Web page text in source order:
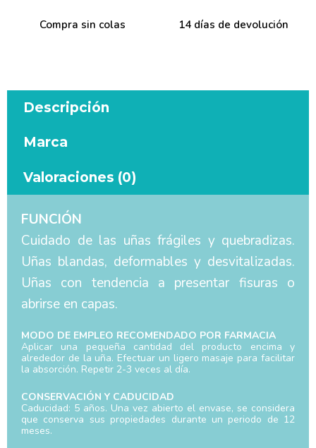
Compra sin colas 14 días de devolución
Descripción
Marca
Valoraciones (0)
FUNCIÓN
Cuidado de las uñas frágiles y quebradizas.
Uñas blandas, deformables y desvitalizadas.
Uñas con tendencia a presentar fisuras o
abrirse en capas.
MODO DE EMPLEO RECOMENDADO POR FARMACIA
Aplicar una pequeña cantidad del producto encima y
alrededor de la uña. Efectuar un ligero masaje para facilitar
la absorción. Repetir 2-3 veces al día.
CONSERVACIÓN Y CADUCIDAD
Caducidad: 5 años. Una vez abierto el envase, se considera
que conserva sus propiedades durante un periodo de 12
meses.